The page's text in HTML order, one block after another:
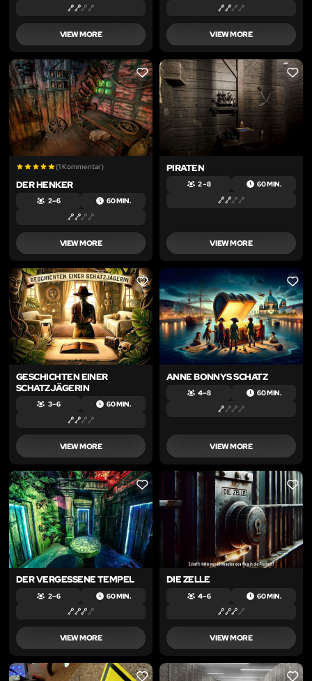
VIEW MORE VIEW MORE
LIKE
(1 Kommentar)
DER HENKER
2 – 6 60 MIN.
VIEW MORE
LIKE
PIRATEN
2 – 8 60 MIN.
VIEW MORE
LIKE
GESCHICHTEN EINER
SCHATZJÄGERIN
3 – 6 60 MIN.
VIEW MORE
LIKE
ANNE BONNYS SCHATZ
4 – 8 60 MIN.
VIEW MORE
LIKE
DER VERGESSENE TEMPEL
2 – 6 60 MIN.
VIEW MORE
LIKE
DIE ZELLE
4 – 6 60 MIN.
VIEW MORE